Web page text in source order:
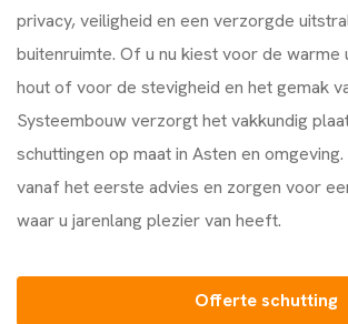
privacy, veiligheid en een verzorgde
buitenruimte. Of u nu kiest voor de warme
hout of voor de stevigheid en het gemak
Systeembouwverzorgt het vakkundig
schuttingen op maat in Asten en
vanaf het eerste advies en zorgen voor
waar u jarenlang plezier van heeft.
Offerte schutting